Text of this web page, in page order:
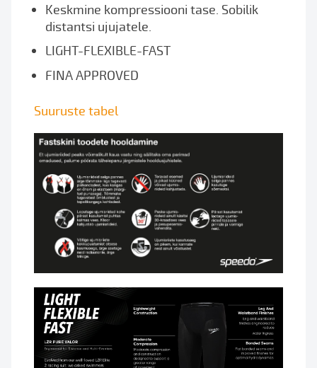
Keskmine kompressiooni tase. Sobilik
distantsi ujujatele.
LIGHT-FLEXIBLE-FAST
FINA APPROVED
Suuruste tabel